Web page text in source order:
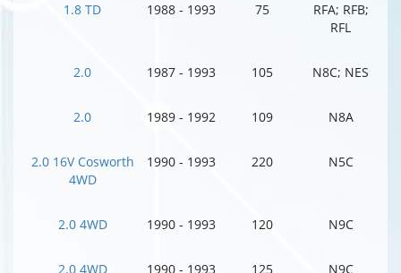
1.8 TD 1988 - 1993 75
RFA; RFB;
RFL
2.0 1987 - 1993 105 N8C; NES
2.0 1989 - 1992 109 N8A
2.0 16V Cosworth
4WD
1990 - 1993 220 N5C
2.0 4WD 1990 - 1993 120 N9C
2.0 4WD 1990 - 1993 125 N9C